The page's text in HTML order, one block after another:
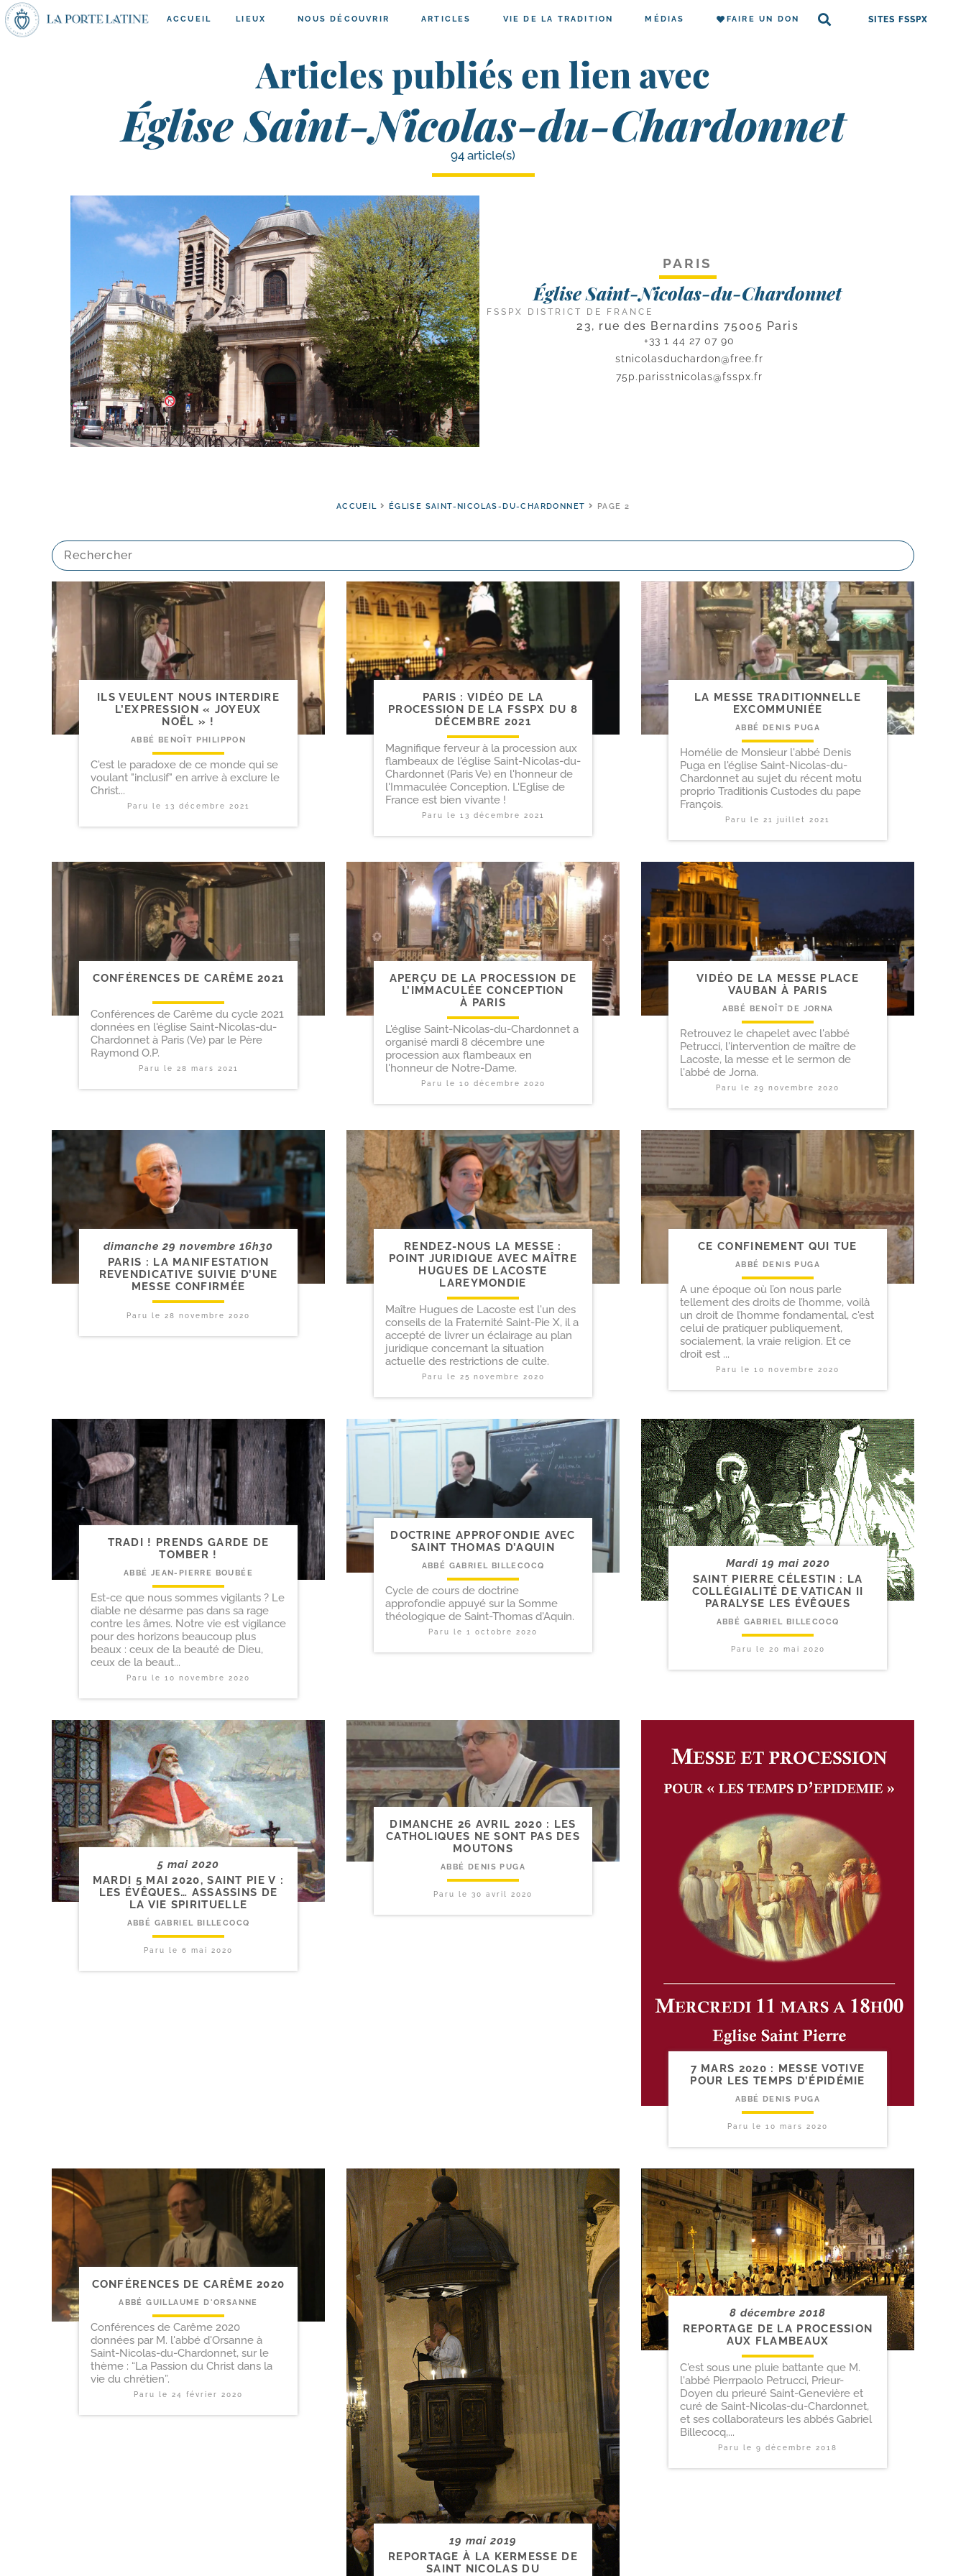
ACCUEIL LIEUX NOUS DÉCOUVRIR ARTICLES VIE DE LA TRADITION MÉDIAS FAIRE UN DON SITES FSSPX
Articles publiés en lien avec
Église Saint-Nicolas-du-Chardonnet
94 article(s)
PARIS
Église Saint-Nicolas-du-Chardonnet
FSSPX DISTRICT DE FRANCE
23, rue des Bernardins 75005 Paris
+33 1 44 27 07 90
stnicolasduchardon@free.fr
75p.parisstnicolas@fsspx.fr
ACCUEIL ÉGLISE SAINT-NICOLAS-DU-CHARDONNET PAGE 2
ILS VEULENT NOUS INTERDIRE
L’EXPRESSION « JOYEUX
NOËL » !
ABBÉ BENOÎT PHILIPPON
C'est le paradoxe de ce monde qui se
voulant "inclusif" en arrive à exclure le
Christ...
Paru le 13 décembre 2021
PARIS : VIDÉO DE LA
PROCESSION DE LA FSSPX DU 8
DÉCEMBRE 2021
Magnifique ferveur à la procession aux
flambeaux de l'église Saint-Nicolas-du-
Chardonnet (Paris Ve) en l'honneur de
l'Immaculée Conception. L'Eglise de
France est bien vivante !
Paru le 13 décembre 2021
LA MESSE TRADITIONNELLE
EXCOMMUNIÉE
ABBÉ DENIS PUGA
Homélie de Monsieur l'abbé Denis
Puga en l'église Saint-Nicolas-du-
Chardonnet au sujet du récent motu
proprio Traditionis Custodes du pape
François.
Paru le 21 juillet 2021
CONFÉRENCES DE CARÊME 2021
Conférences de Carême du cycle 2021
données en l'église Saint-Nicolas-du-
Chardonnet à Paris (Ve) par le Père
Raymond O.P.
Paru le 28 mars 2021
APERÇU DE LA PROCESSION DE
L’IMMACULÉE CONCEPTION
À PARIS
L'église Saint-Nicolas-du-Chardonnet a
organisé mardi 8 décembre une
procession aux flambeaux en
l'honneur de Notre-Dame.
Paru le 10 décembre 2020
VIDÉO DE LA MESSE PLACE
VAUBAN À PARIS
ABBÉ BENOÎT DE JORNA
Retrouvez le chapelet avec l'abbé
Petrucci, l'intervention de maître de
Lacoste, la messe et le sermon de
l'abbé de Jorna.
Paru le 29 novembre 2020
dimanche 29 novembre 16h30
PARIS : LA MANIFESTATION
REVENDICATIVE SUIVIE D’UNE
MESSE CONFIRMÉE
Paru le 28 novembre 2020
RENDEZ-​NOUS LA MESSE :
POINT JURIDIQUE AVEC MAÎTRE
HUGUES DE LACOSTE
LAREYMONDIE
Maître Hugues de Lacoste est l'un des
conseils de la Fraternité Saint-Pie X, il a
accepté de livrer un éclairage au plan
juridique concernant la situation
actuelle des restrictions de culte.
Paru le 25 novembre 2020
CE CONFINEMENT QUI TUE
ABBÉ DENIS PUGA
A une époque où l’on nous parle
tellement des droits de l’homme, voilà
un droit de l’homme fondamental, c'est
celui de pratiquer publiquement,
socialement, la vraie religion. Et ce
droit est ...
Paru le 10 novembre 2020
TRADI ! PRENDS GARDE DE
TOMBER !
ABBÉ JEAN-PIERRE BOUBÉE
Est-ce que nous sommes vigilants ? Le
diable ne désarme pas dans sa rage
contre les âmes. Notre vie est vigilance
pour des horizons beaucoup plus
beaux : ceux de la beauté de Dieu,
ceux de la beaut...
Paru le 10 novembre 2020
DOCTRINE APPROFONDIE AVEC
SAINT THOMAS D’AQUIN
ABBÉ GABRIEL BILLECOCQ
Cycle de cours de doctrine
approfondie appuyé sur la Somme
théologique de Saint-Thomas d'Aquin.
Paru le 1 octobre 2020
Mardi 19 mai 2020
SAINT PIERRE CÉLESTIN : LA
COLLÉGIALITÉ DE VATICAN II
PARALYSE LES ÉVÊQUES
ABBÉ GABRIEL BILLECOCQ
Paru le 20 mai 2020
5 mai 2020
MARDI 5 MAI 2020, SAINT PIE V :
LES ÉVÊQUES… ASSASSINS DE
LA VIE SPIRITUELLE
ABBÉ GABRIEL BILLECOCQ
Paru le 6 mai 2020
DIMANCHE 26 AVRIL 2020 : LES
CATHOLIQUES NE SONT PAS DES
MOUTONS
ABBÉ DENIS PUGA
Paru le 30 avril 2020
7 MARS 2020 : MESSE VOTIVE
POUR LES TEMPS D’ÉPIDÉMIE
ABBÉ DENIS PUGA
Paru le 10 mars 2020
CONFÉRENCES DE CARÊME 2020
ABBÉ GUILLAUME D'ORSANNE
Conférences de Carême 2020
données par M. l'abbé d'Orsanne à
Saint-Nicolas-du-Chardonnet, sur le
thème : “La Passion du Christ dans la
vie du chrétien”.
Paru le 24 février 2020
19 mai 2019
REPORTAGE À LA KERMESSE DE
SAINT NICOLAS DU
8 décembre 2018
REPORTAGE DE LA PROCESSION
AUX FLAMBEAUX
C'est sous une pluie battante que M.
l'abbé Pierrpaolo Petrucci, Prieur-
Doyen du prieuré Saint-Genevière et
curé de Saint-Nicolas-du-Chardonnet,
et ses collaborateurs les abbés Gabriel
Billecocq,...
Paru le 9 décembre 2018